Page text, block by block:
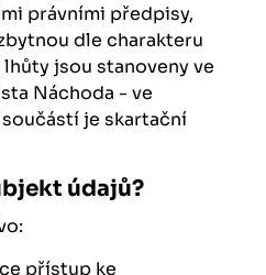
právními předpisy,
dle charakteru
jsou stanoveny ve
Náchoda - ve
je skartační
údajů?
přístup ke